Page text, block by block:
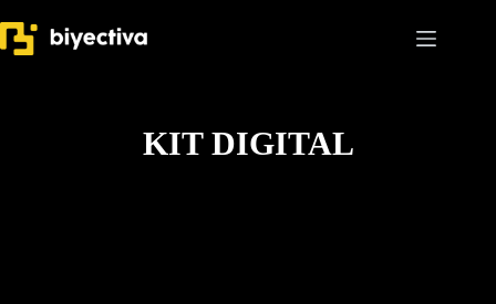
KIT DIGITAL